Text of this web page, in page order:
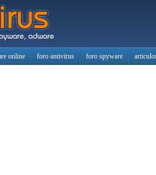
online foro antivirus foro spyware